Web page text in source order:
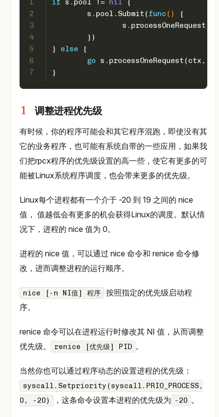
1
2
3
4
5
6
7
if s.pool != nil {
	s.pool.Submit(
func ()
{
	})
} else {
go s.processOneRequest(ctx,
}
调整进程优先级
有时候，你的程序可能会和其它程序混跑，即使没有其
它的业务程序，也可能有系统自带的一些应用，如果我
们把rpcx程序的优先级设置的高一些，使它有更多的可
能被Linux系统程序调度，也会带来更多的优先级。
Linux每个进程都有一个介于 -20 到 19 之间的 nice
值， 值越低会有更多的机会获得Linux的调度。默认情
况下，进程的 nice 值为 0。
进程的 nice 值，可以通过 nice 命令和 renice 命令修
改，进而调整进程的运行顺序。
nice [-n NI值] 程序
按照指定的优先级启动程
序。
renice 命令可以在进程运行时修改其 NI 值，从而调整
优先级。
renice [优先级] PID 。
当然你也可以通过程序动态的设置进程的优先级：
syscall.Setpriority(syscall.PRIO_PROCESS,
0, -20)
，这条命令设置本进程的优先级为 -20 。